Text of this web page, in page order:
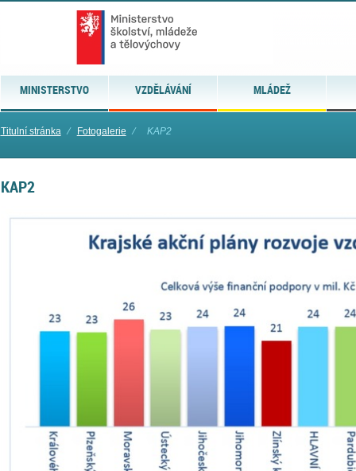
MINISTERSTVO VZDĚLÁVÁNÍ MLÁDEŽ
Titulní stránka ⁄ Fotogalerie ⁄ KAP2
KAP2